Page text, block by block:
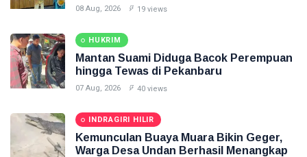
08 Aug, 2026 19 views
HUKRIM
Mantan Suami Diduga Bacok Perempuan
hingga Tewas di Pekanbaru
07 Aug, 2026 40 views
INDRAGIRI HILIR
Kemunculan Buaya Muara Bikin Geger,
Warga Desa Undan Berhasil Menangkap